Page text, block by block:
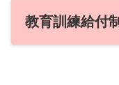
教育訓練給付